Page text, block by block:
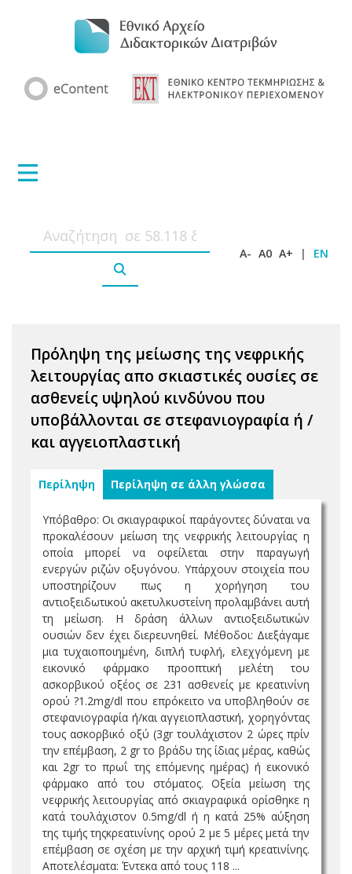
A- A0 A+ | EN
Πρόληψη της μείωσης της νεφρικής
λειτουργίας απο σκιαστικές ουσίες σε
ασθενείς υψηλού κινδύνου που
υποβάλλονται σε στεφανιογραφία ή /
και αγγειοπλαστική
Περίληψη Περίληψη σε άλλη γλώσσα
Υπόβαθρο: Οι σκιαγραφικοί παράγοντες δύναται να
προκαλέσουν μείωση της νεφρικής λειτουργίας η
οποία μπορεί να οφείλεται στην παραγωγή
ενεργών ριζών οξυγόνου. Υπάρχουν στοιχεία που
υποστηρίζουν πως η χορήγηση του
αντιοξειδωτικού ακετυλκυστείνη προλαμβάνει αυτή
τη μείωση. Η δράση άλλων αντιοξειδωτικών
ουσιών δεν έχει διερευνηθεί. Μέθοδοι: Διεξάγαμε
μια τυχαιοποιημένη, διπλή τυφλή, ελεχγόμενη με
εικονικό φάρμακο προοπτική μελέτη του
ασκορβικού οξέος σε 231 ασθενείς με κρεατινίνη
ορού ?1.2mg/dl που επρόκειτο να υποβληθούν σε
στεφανιογραφία ή/και αγγειοπλαστική, χορηγόντας
τους ασκορβικό οξύ (3gr τουλάχιστον 2 ώρες πρίν
την επέμβαση, 2 gr το βράδυ της ίδιας μέρας, καθώς
και 2gr το πρωΐ της επόμενης ημέρας) ή εικονικό
φάρμακο από του στόματος. Οξεία μείωση της
νεφρικής λειτουργίας από σκιαγραφικά ορίσθηκε η
κατά τουλάχιστον 0.5mg/dl ή η κατά 25% αύξηση
της τιμής τηςκρεατινίνης ορού 2 με 5 μέρες μετά την
επέμβαση σε σχέση με την αρχική τιμή κρεατινίνης.
Αποτελέσματα: Έντεκα από τους 118 ...